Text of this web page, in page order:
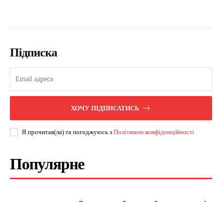
Підписка
ХОЧУ ПІДПИСАТИСЬ
Я прочитав(ла) та погоджуюсь з Політикою конфіденційності
Популярне